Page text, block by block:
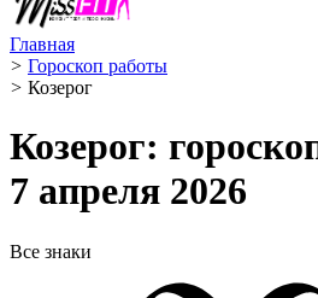
Главная
> Гороскоп работы
> Козерог ️
Козерог:
7 апреля 2026
Все знаки